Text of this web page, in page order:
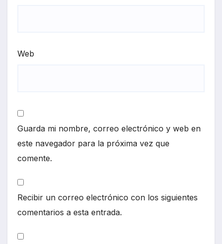
Web
Guarda mi nombre, correo electrónico y web en
este navegador para la próxima vez que
comente.
Recibir un correo electrónico con los siguientes
comentarios a esta entrada.